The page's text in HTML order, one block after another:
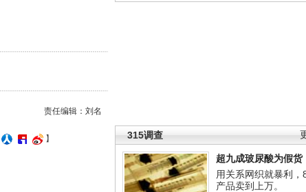
315调查
超九成玻尿酸为假货
用关系网织就暴利，
产品卖到上万。
责任编辑：刘名
】